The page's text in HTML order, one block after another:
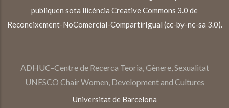
publiquen sota llicència Creative Commons 3.0 de
Reconeixement-NoComercial-CompartirIgual (cc-by-nc-sa 3.0).
ADHUC–Centre de Recerca Teoria, Gènere, Sexualitat
UNESCO Chair Women, Development and Cultures
Universitat de Barcelona